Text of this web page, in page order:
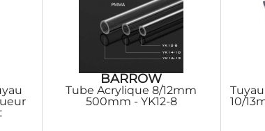
BARROW
Tube Acrylique 8/12mm
500mm - YK12-8
10/